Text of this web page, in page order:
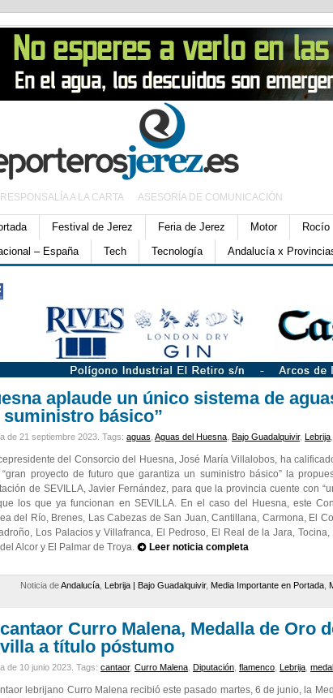
A LA CARTA ASESORÍA DE COMUNICACIÓN
Festival de Jerez Feria de Jerez Motor Rocío
– España
Tech Tecnología Andalucía x
aplaude un único sistema de
suministro básico”
de 21 septiembre 2023. Tags: aguas Aguas del Huesna Bajo Guadalquivir, Lebrija
del Consorcio del Huesna, José María Villalobos, ha
proyecto de futuro que garantiza un suministro básico” la
de SEVILLA, Javier Fernández, para que la provincia cuente con
los que ya funcionan en SEVILLA. En el caso del Huesna, este
del Río, Brenes, Las Cabezas de San Juan, Cantillana, Carmona, El
Los Palacios y Villafranca, El Pedroso, El Real de la Jara,
Alcor y El Palmar de Troya.
Leer noticia completa
Noticia deAndalucía Lebrija | Bajo Guadalquivir, Media Importante en Portada
Curro Malena, Medalla de Oro
a título póstumo
de 10 junio 2023. Tags: cantaor, Curro Malena Diputación flamenco Lebrija
lebrijano Curro Malena recibió este pasado martes, 6 de junio, la